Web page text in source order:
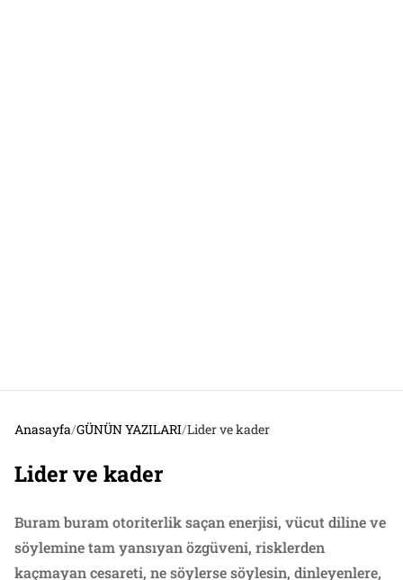
Anasayfa/GÜNÜN YAZILARI/Lider ve kader
Lider ve kader
Buram buram otoriterlik saçan enerjisi, vücut diline ve
söylemine tam yansıyan özgüveni, risklerden
kaçmayan cesareti, ne söylerse söylesin, dinleyenlere,